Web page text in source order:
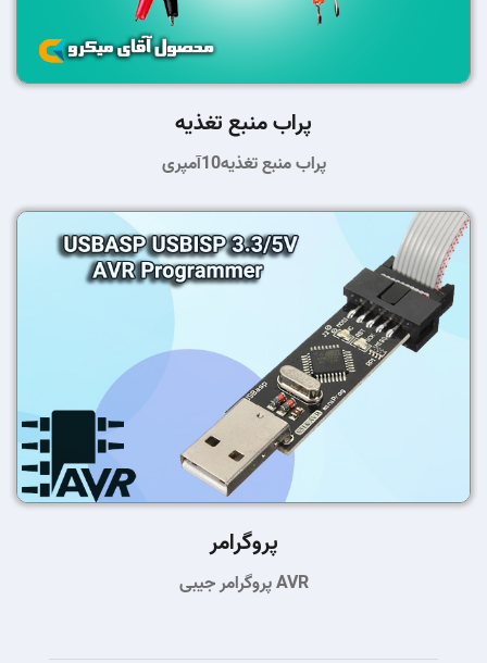
پراب منبع تغذیه
پراب منبع تغذیه10آمپری
پروگرامر
پروگرامر جیبی AVR